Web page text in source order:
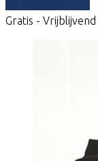
Gratis - Vrijblijvend